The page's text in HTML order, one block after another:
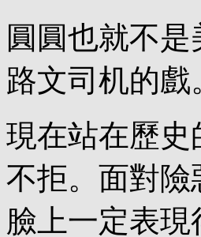
圓圓也就不
路文司机的戲
現在站在歷
不拒。面對
臉上一定表